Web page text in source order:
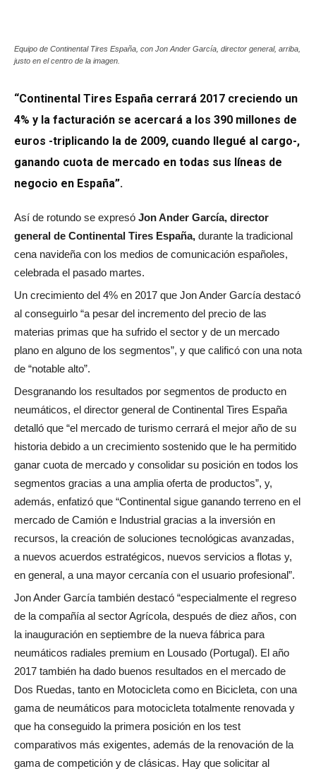
Equipo de Continental Tires España, con Jon Ander García, director general, arriba,
justo en el centro de la imagen.
“Continental Tires España cerrará 2017 creciendo un
4% y la facturación se acercará a los 390 millones de
euros -triplicando la de 2009, cuando llegué al cargo-,
ganando cuota de mercado en todas sus líneas de
negocio en España”.
Así de rotundo se expresó Jon Ander García, director
general de Continental Tires España, durante la tradicional
cena navideña con los medios de comunicación españoles,
celebrada el pasado martes.
Un crecimiento del 4% en 2017 que Jon Ander García destacó
al conseguirlo “a pesar del incremento del precio de las
materias primas que ha sufrido el sector y de un mercado
plano en alguno de los segmentos”, y que calificó con una nota
de “notable alto”.
Desgranando los resultados por segmentos de producto en
neumáticos, el director general de Continental Tires España
detalló que “el mercado de turismo cerrará el mejor año de su
historia debido a un crecimiento sostenido que le ha permitido
ganar cuota de mercado y consolidar su posición en todos los
segmentos gracias a una amplia oferta de productos”, y,
además, enfatizó que “Continental sigue ganando terreno en el
mercado de Camión e Industrial gracias a la inversión en
recursos, la creación de soluciones tecnológicas avanzadas,
a nuevos acuerdos estratégicos, nuevos servicios a flotas y,
en general, a una mayor cercanía con el usuario profesional”.
Jon Ander García también destacó “especialmente el regreso
de la compañía al sector Agrícola, después de diez años, con
la inauguración en septiembre de la nueva fábrica para
neumáticos radiales premium en Lousado (Portugal). El año
2017 también ha dado buenos resultados en el mercado de
Dos Ruedas, tanto en Motocicleta como en Bicicleta, con una
gama de neumáticos para motocicleta totalmente renovada y
que ha conseguido la primera posición en los test
comparativos más exigentes, además de la renovación de la
gama de competición y de clásicas. Hay que solicitar al